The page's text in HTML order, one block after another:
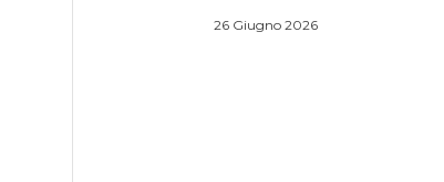
26 Giugno 2026